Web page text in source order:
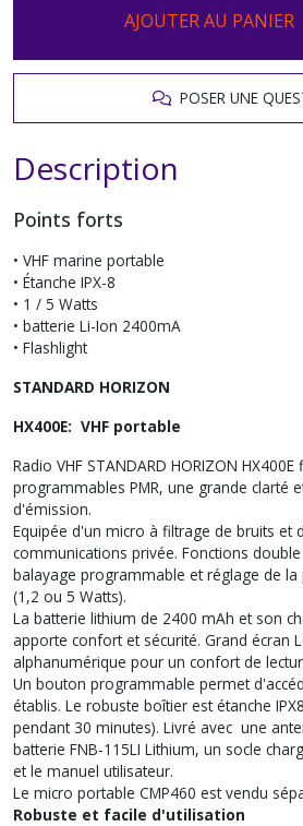
AJOUTER AU PANIER
POSER UNE
Description
Points forts
• VHF marine portable
• Étanche IPX-8
• 1 / 5 Watts
• batterie Li-Ion 2400mA
• Flashlight
STANDARD HORIZON
HX400E: VHF portable
Radio VHF STANDARD HORIZON
programmables PMR, une grande clarté
d'émission.
Equipée d'un micro à filtrage de bruits et
communications privée. Fonctions
balayage programmable et réglage de la
(1,2 ou 5 Watts).
La batterie lithium de 2400 mAh et son
apporte confort et sécurité. Grand écran
alphanumérique pour un confort de
Un bouton programmable permet
établis. Le robuste boîtier est étanche
pendant 30 minutes). Livré avec une
batterie FNB-115LI Lithium, un socle
et le manuel utilisateur.
Le micro portable CMP460 est vendu
Robuste et facile d'utilisation